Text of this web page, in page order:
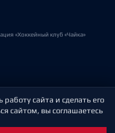
«Хоккейный клуб «Чайка»
сайта и сделать его
сайтом, вы соглашаетесь